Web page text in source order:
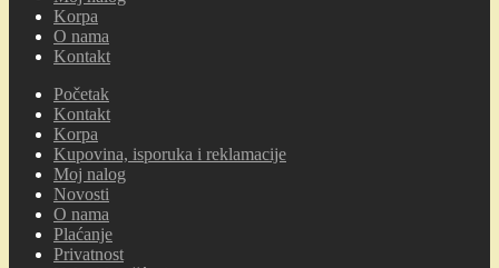
Korpa
O nama
Kontakt
Početak
Kontakt
Korpa
Kupovina, isporuka i reklamacije
Moj nalog
Novosti
O nama
Plaćanje
Privatnost